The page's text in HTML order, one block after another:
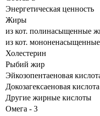
Энергетическая ценность
Жиры
из кот. полинасыщенные
из кот.
Холестерин
Рыбий жир
Эйкозопентаеновая
Докозагексаеновая
Другие жирные кислоты
Омега - 3